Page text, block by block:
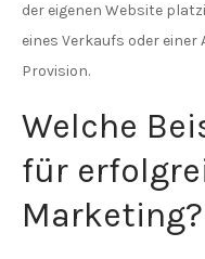
der eigenen Website
eines Verkaufs oder
Provision.
Welche
für
Marketing?